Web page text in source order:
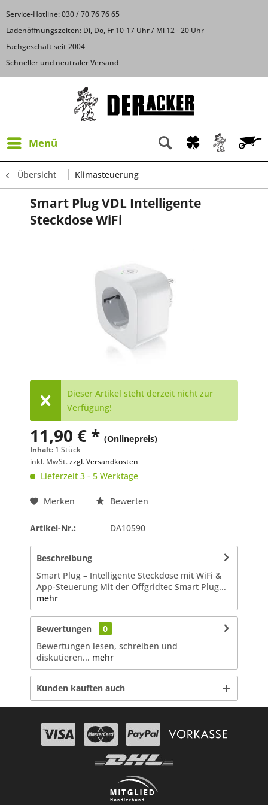
Service-Hotline: 030 / 70 76 76 65
Ladenöffnungszeiten: Di, Do, Fr 10-17 Uhr / Mi 12 - 20 Uhr
Fachgeschäft seit 2004
Schneller und neutraler Versand
Menü
Übersicht Klimasteuerung
Smart Plug VDL Intelligente
Steckdose WiFi
Dieser Artikel steht derzeit nicht zur
Verfügung!
11,90 € * (Onlinepreis)
Inhalt: 1 Stück
inkl. MwSt.zzgl. Versandkosten
Lieferzeit 3 - 5 Werktage
Merken Bewerten
Artikel-Nr.: DA10590
Beschreibung
Smart Plug – Intelligente Steckdose mit WiFi &
App-Steuerung Mit der Offgridtec Smart Plug...
mehr
Bewertungen
0
Bewertungen lesen, schreiben und
diskutieren... mehr
Kunden kauften auch